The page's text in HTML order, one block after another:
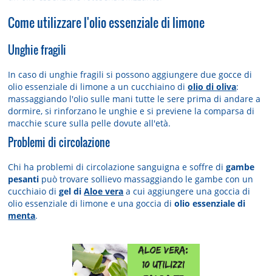
Come utilizzare l'olio essenziale di limone
Unghie fragili
In caso di unghie fragili si possono aggiungere due gocce di
olio essenziale di limone a un cucchiaino diolio di oliva:
massaggiando l'olio sulle mani tutte le sere prima di andare a
dormire, si rinforzano le unghie e si previene la comparsa di
macchie scure sulla pelle dovute all'età.
Problemi di circolazione
Chi ha problemi di circolazione sanguigna e soffre digambe
pesanti può trovare sollievo massaggiando le gambe con un
cucchiaio digel diAloe vera a cui aggiungere una goccia di
olio essenziale di limone e una goccia diolio essenziale di
menta.